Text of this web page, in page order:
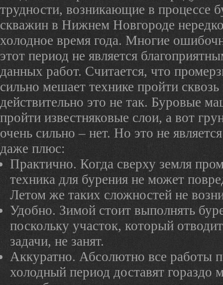
трудности, возникающие в процессе
скважин в Нижнем Новгороде
холодное время года. Многие
этот период не является
данных работ. Считается, что
сильно мешает технике пройти
действительно это не так. Буровые
пройти известняковые слои, а вот
очень сильно – нет. Но это не
даже плюс:
Практично. Когда сверху земля
техника для бурения не может
Летом же таких сложностей не
Удобно. Зимой стоит выполнять
поскольку участок, который
задачи, не занят.
Аккуратно. Абсолютно все работы
холодный период доставят гораздо